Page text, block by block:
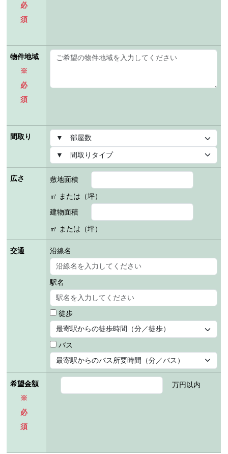
必
須
物件地域
※
必
須
間取り
広さ 敷地面積
㎡ または（坪）
建物面積
㎡ または（坪）
交通 沿線名
駅名
徒歩
バス
希望金額
※
必
須
万円以内